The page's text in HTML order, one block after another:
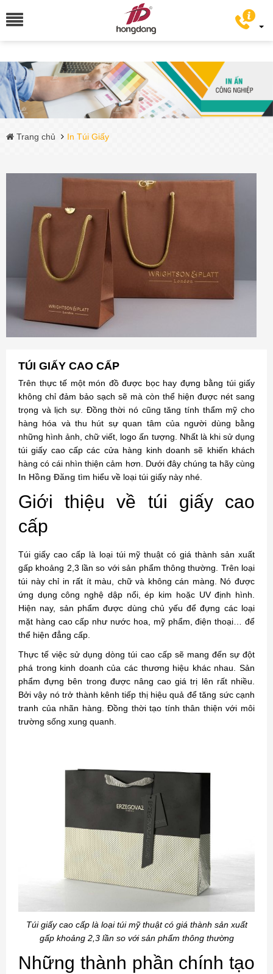
Trang chủ In Túi Giấy
TÚI GIẤY CAO CẤP
Trên thực tế một món đồ được bọc hay đựng bằng túi giấy
không chỉ đảm bảo sạch sẽ mà còn thể hiện được nét sang
trọng và lịch sự. Đồng thời nó cũng tăng tính thẩm mỹ cho
hàng hóa và thu hút sự quan tâm của người dùng bằng
những hình ảnh, chữ viết, logo ấn tượng. Nhất là khi sử dụng
túi giấy cao cấp các cửa hàng kinh doanh sẽ khiến khách
hàng có cái nhìn thiện cảm hơn. Dưới đây chúng ta hãy cùng
In Hồng Đăng tìm hiểu về loại túi giấy này nhé.
Giới thiệu về túi giấy cao
cấp
Túi giấy cao cấp là loại túi mỹ thuật có giá thành sản xuất
gấp khoảng 2,3 lần so với sản phẩm thông thường. Trên loại
túi này chỉ in rất ít màu, chữ và không cán màng. Nó được
ứng dụng công nghệ dập nổi, ép kim hoặc UV định hình.
Hiện nay, sản phẩm được dùng chủ yếu để đựng các loại
mặt hàng cao cấp như nước hoa, mỹ phẩm, điện thoại… để
thể hiện đẳng cấp.
Thực tế việc sử dụng dòng túi cao cấp sẽ mang đến sự đột
phá trong kinh doanh của các thương hiệu khác nhau. Sản
phẩm đựng bên trong được nâng cao giá trị lên rất nhiều.
Bởi vậy nó trở thành kênh tiếp thị hiệu quả để tăng sức cạnh
tranh của nhãn hàng. Đồng thời tạo tính thân thiện với môi
trường sống xung quanh.
Túi giấy cao cấp là loại túi mỹ thuật có giá thành sản xuất
gấp khoảng 2,3 lần so với sản phẩm thông thường
Những thành phần chính tạo